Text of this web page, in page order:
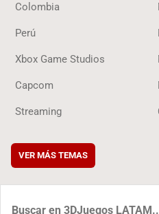
Colombia
Perú
Xbox Game Studios
Capcom
Streaming
VER MÁS TEMAS